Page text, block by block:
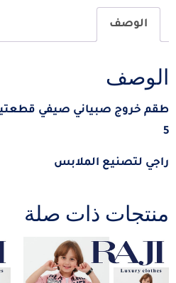
الوصف
الوصف
5
راجي لتصنيع الملابس
منتجات ذات صلة